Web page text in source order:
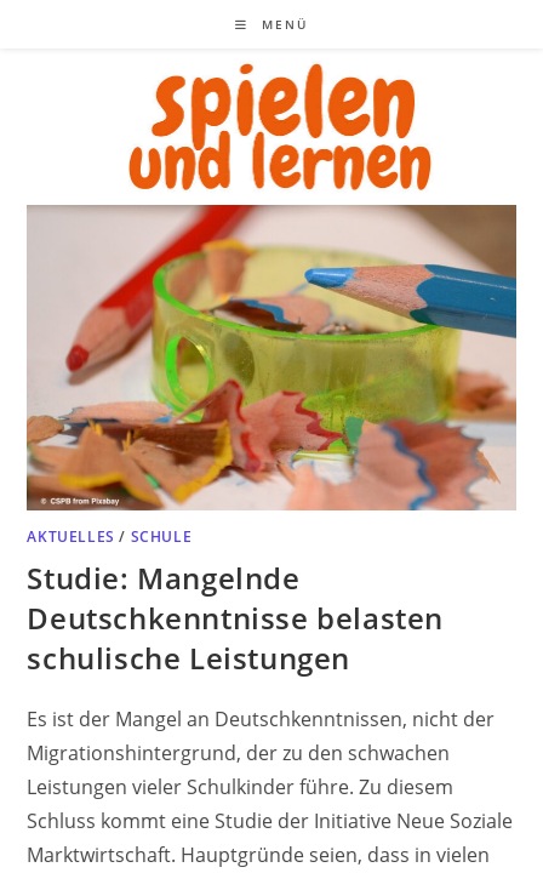
MENÜ
AKTUELLES / SCHULE
Studie: Mangelnde
Deutschkenntnisse belasten
schulische Leistungen
Es ist der Mangel an Deutschkenntnissen, nicht der
Migrationshintergrund, der zu den schwachen
Leistungen vieler Schulkinder führe. Zu diesem
Schluss kommt eine Studie der Initiative Neue Soziale
Marktwirtschaft. Hauptgründe seien, dass in vielen